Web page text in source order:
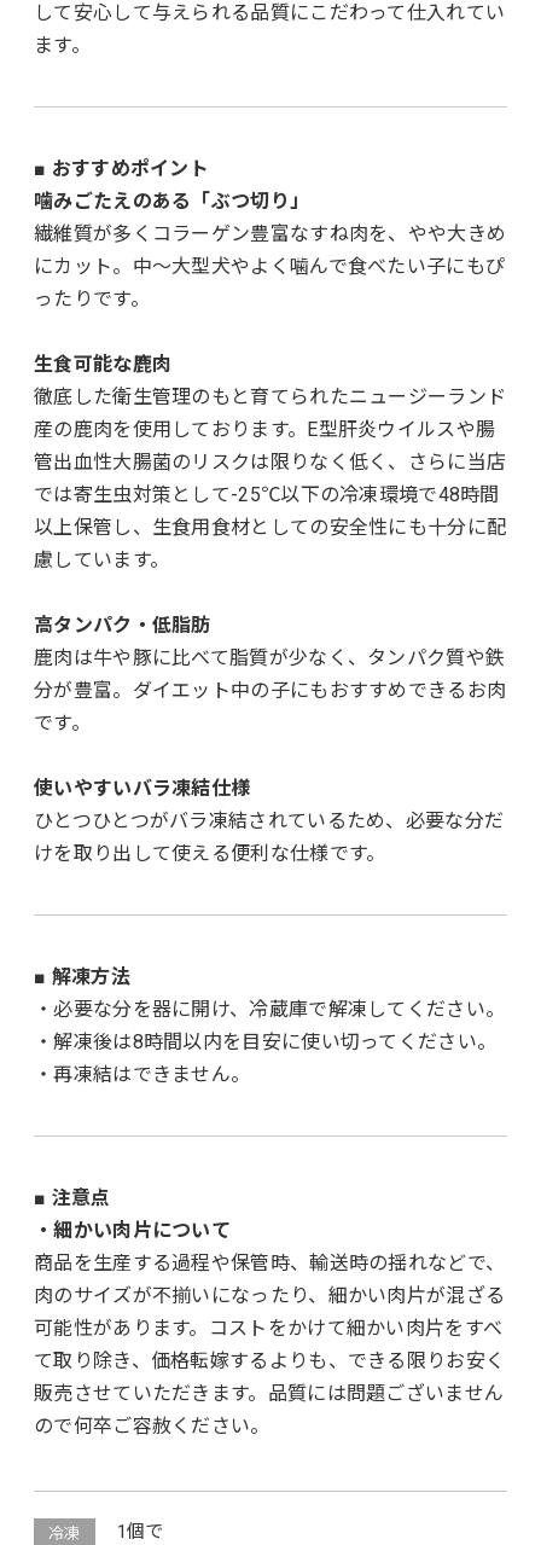
して安心して与えられる品質にこだわって仕入れてい
ます。
■ おすすめポイント
噛みごたえのある「ぶつ切り」
繊維質が多くコラーゲン豊富なすね肉を、やや大きめ
にカット。中〜大型犬やよく噛んで食べたい子にもぴ
ったりです。
生食可能な鹿肉
徹底した衛生管理のもと育てられたニュージーランド
産の鹿肉を使用しております。E型肝炎ウイルスや腸
管出血性大腸菌のリスクは限りなく低く、さらに当店
では寄生虫対策として-25℃以下の冷凍環境で48時間
以上保管し、生食用食材としての安全性にも十分に配
慮しています。
高タンパク・低脂肪
鹿肉は牛や豚に比べて脂質が少なく、タンパク質や鉄
分が豊富。ダイエット中の子にもおすすめできるお肉
です。
使いやすいバラ凍結仕様
ひとつひとつがバラ凍結されているため、必要な分だ
けを取り出して使える便利な仕様です。
■ 解凍方法
・必要な分を器に開け、冷蔵庫で解凍してください。
・解凍後は8時間以内を目安に使い切ってください。
・再凍結はできません。
■ 注意点
・細かい肉片について
商品を生産する過程や保管時、輸送時の揺れなどで、
肉のサイズが不揃いになったり、細かい肉片が混ざる
可能性があります。コストをかけて細かい肉片をすべ
て取り除き、価格転嫁するよりも、できる限りお安く
販売させていただきます。品質には問題ございません
ので何卒ご容赦ください。
冷凍 1個で